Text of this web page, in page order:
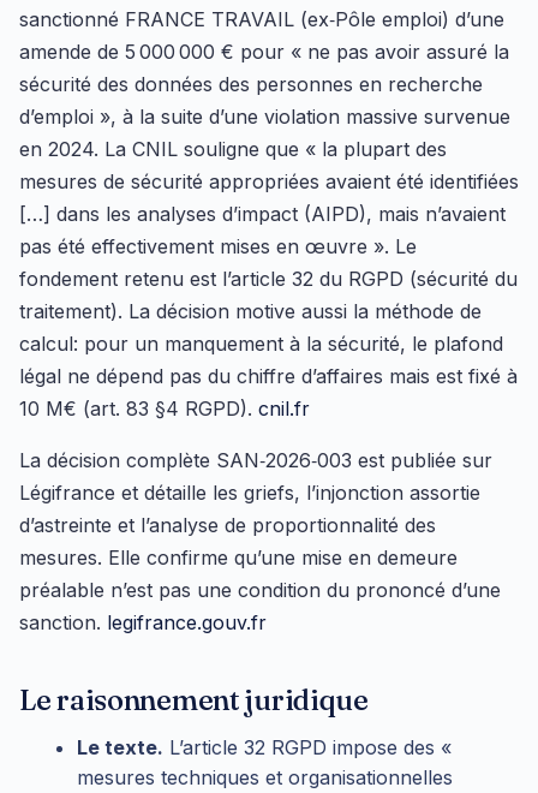
sanctionné FRANCE TRAVAIL (ex‑Pôle emploi) d’une
amende de 5 000 000 € pour « ne pas avoir assuré la
sécurité des données des personnes en recherche
d’emploi », à la suite d’une violation massive survenue
en 2024. La CNIL souligne que « la plupart des
mesures de sécurité appropriées avaient été identifiées
[…] dans les analyses d’impact (AIPD), mais n’avaient
pas été effectivement mises en œuvre ». Le
fondement retenu est l’article 32 du RGPD (sécurité du
traitement). La décision motive aussi la méthode de
calcul: pour un manquement à la sécurité, le plafond
légal ne dépend pas du chiffre d’affaires mais est fixé à
10 M€ (art. 83 §4 RGPD). cnil.fr
La décision complète SAN‑2026‑003 est publiée sur
Légifrance et détaille les griefs, l’injonction assortie
d’astreinte et l’analyse de proportionnalité des
mesures. Elle confirme qu’une mise en demeure
préalable n’est pas une condition du prononcé d’une
sanction. legifrance.gouv.fr
Le raisonnement juridique
Le texte. L’article 32 RGPD impose des «
mesures techniques et organisationnelles